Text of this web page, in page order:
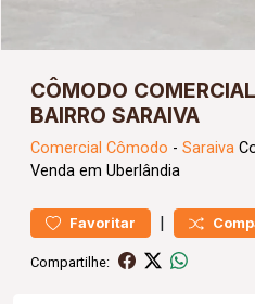
CÔMODO
BAIRRO SARAIVA
Comercial Cômodo - Saraiva
Venda em Uberlândia
Favoritar |
Compartilhe: